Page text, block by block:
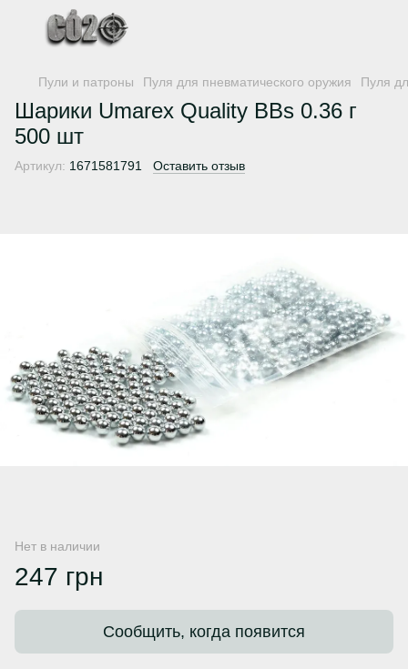
Пули и патроны Пуля для пневматического оружия Пуля
Шарики Umarex Quality BBs 0.36 г
500 шт
Артикул: 1671581791 Оставить отзыв
Нет в наличии
247 грн
Сообщить, когда появится